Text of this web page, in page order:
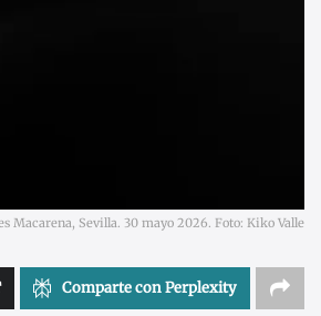
Macarena, Sevilla. 30 mayo 2026. Foto: Kiko Valle
Comparte con Perplexity